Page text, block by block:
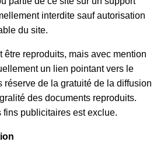
interdite sauf autorisation
du site.
être reproduits, mais avec mention
un lien pointant vers le
réserve de la gratuité de la diffusion
des documents reproduits.
fins publicitaires est exclue.